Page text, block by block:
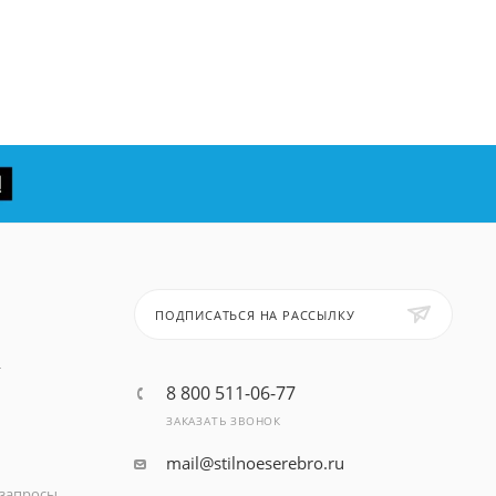
ПОДПИСАТЬСЯ НА РАССЫЛКУ
8 800 511-06-77
ЗАКАЗАТЬ ЗВОНОК
mail@stilnoeserebro.ru